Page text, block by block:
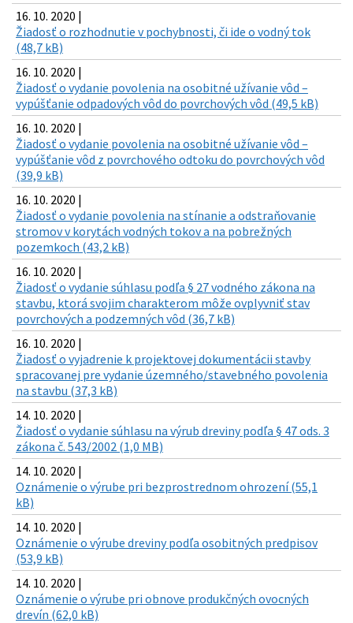
16. 10. 2020 |
Žiadosť o rozhodnutie v pochybnosti, či ide o vodný tok
(48,7 kB)
16. 10. 2020 |
Žiadosť o vydanie povolenia na osobitné užívanie vôd –
vypúšťanie odpadových vôd do povrchových vôd (49,5 kB)
16. 10. 2020 |
Žiadosť o vydanie povolenia na osobitné užívanie vôd –
vypúšťanie vôd z povrchového odtoku do povrchových vôd
(39,9 kB)
16. 10. 2020 |
Žiadosť o vydanie povolenia na stínanie a odstraňovanie
stromov v korytách vodných tokov a na pobrežných
pozemkoch (43,2 kB)
16. 10. 2020 |
Žiadosť o vydanie súhlasu podľa § 27 vodného zákona na
stavbu, ktorá svojim charakterom môže ovplyvniť stav
povrchových a podzemných vôd (36,7 kB)
16. 10. 2020 |
Žiadosť o vyjadrenie k projektovej dokumentácii stavby
spracovanej pre vydanie územného/stavebného povolenia
na stavbu (37,3 kB)
14. 10. 2020 |
Žiadosť o vydanie súhlasu na výrub dreviny podľa § 47 ods. 3
zákona č. 543/2002 (1,0 MB)
14. 10. 2020 |
Oznámenie o výrube pri bezprostrednom ohrození (55,1
kB)
14. 10. 2020 |
Oznámenie o výrube dreviny podľa osobitných predpisov
(53,9 kB)
14. 10. 2020 |
Oznámenie o výrube pri obnove produkčných ovocných
drevín (62,0 kB)